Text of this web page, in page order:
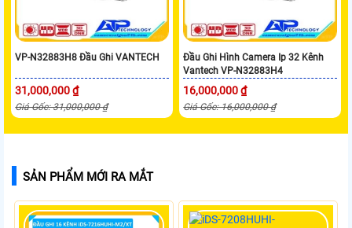
VP-N32883H8 Đầu Ghi VANTECH
31,000,000 ₫
Giá Gốc: 31,000,000 ₫
Đầu Ghi Hình Camera Ip 32 Kênh
Vantech VP-N32883H4
16,000,000 ₫
Giá Gốc: 16,000,000 ₫
SẢN PHẨM MỚI RA MẮT